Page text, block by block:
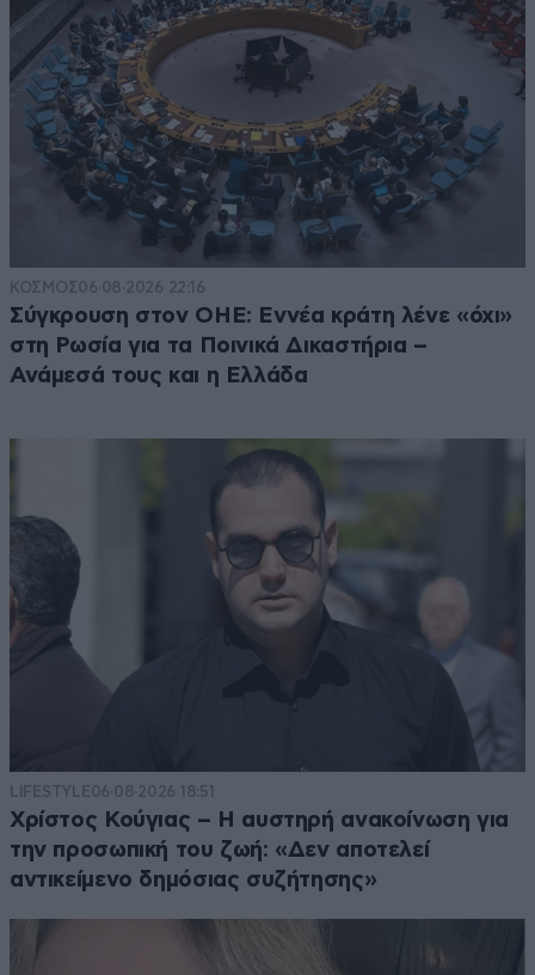
ΚΟΣΜΟΣ06·08·2026 22:16
Σύγκρουση στον ΟΗΕ: Εννέα κράτη λένε «όχι»
στη Ρωσία για τα Ποινικά Δικαστήρια –
Ανάμεσά τους και η Ελλάδα
LIFESTYLE06·08·2026 18:51
Χρίστος Κούγιας – Η αυστηρή ανακοίνωση για
την προσωπική του ζωή: «Δεν αποτελεί
αντικείμενο δημόσιας συζήτησης»